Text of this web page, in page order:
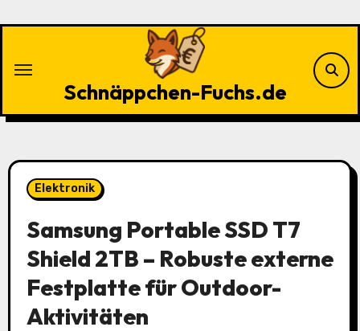
Schnäppchen-Fuchs.de
Elektronik
Samsung Portable SSD T7
Shield 2TB – Robuste externe
Festplatte für Outdoor-
Aktivitäten